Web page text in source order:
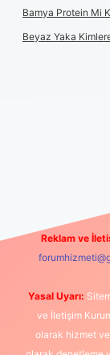
Bamya Protein Mi
Beyaz Yaka
Reklam ve
Yasal Uyarı:
ve İletişim
olarak hizmet